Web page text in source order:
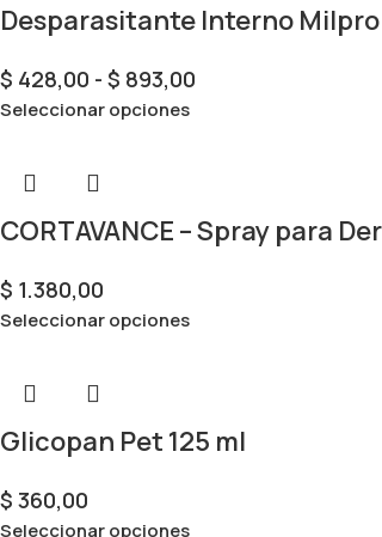
Desparasitante Interno
$ 428,00 - $ 893,00
Seleccionar opciones
CORTAVANCE – Spray para
$ 1.380,00
Seleccionar opciones
Glicopan Pet 125 ml
$ 360,00
Seleccionar opciones